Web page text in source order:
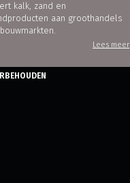
kalk, zand en
aan groothandels
Lees meer